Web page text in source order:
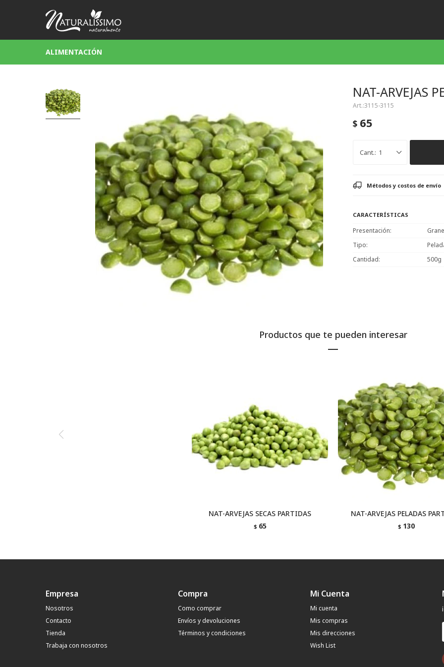
ALIMENTACIÓN
NAT-ARVEJAS
3115-3115
$ 65
1
Métodos y costos de envío
CARACTERÍSTICAS
Presentación
Tipo
Cantidad
500g
Productos que te pueden interesar
NAT-ARVEJAS SECAS PARTIDAS
$ 65
NAT-ARVEJAS PELADAS
$ 130
Empresa
Nosotros
Contacto
Tienda
Trabaja con nosotros
Compra
Como comprar
Envíos y devoluciones
Términos y condiciones
Mi Cuenta
Mi cuenta
Mis compras
Mis direcciones
Wish List